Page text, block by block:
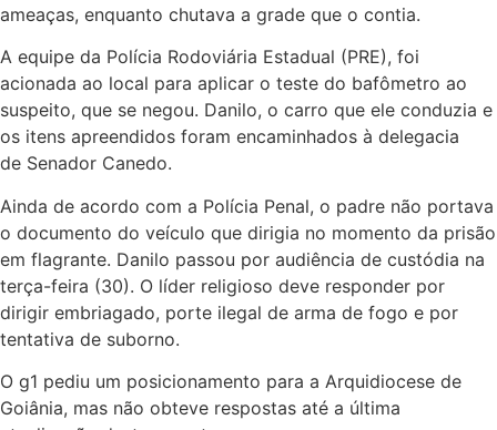
ameaças, enquanto chutava a grade que o contia.
A equipe da Polícia Rodoviária Estadual (PRE), foi
acionada ao local para aplicar o teste do bafômetro ao
suspeito, que se negou. Danilo, o carro que ele conduzia e
os itens apreendidos foram encaminhados à delegacia
de Senador Canedo.
Ainda de acordo com a Polícia Penal, o padre não portava
o documento do veículo que dirigia no momento da prisão
em flagrante. Danilo passou por audiência de custódia na
terça-feira (30). O líder religioso deve responder por
dirigir embriagado, porte ilegal de arma de fogo e por
tentativa de suborno.
O g1 pediu um posicionamento para a Arquidiocese de
Goiânia, mas não obteve respostas até a última